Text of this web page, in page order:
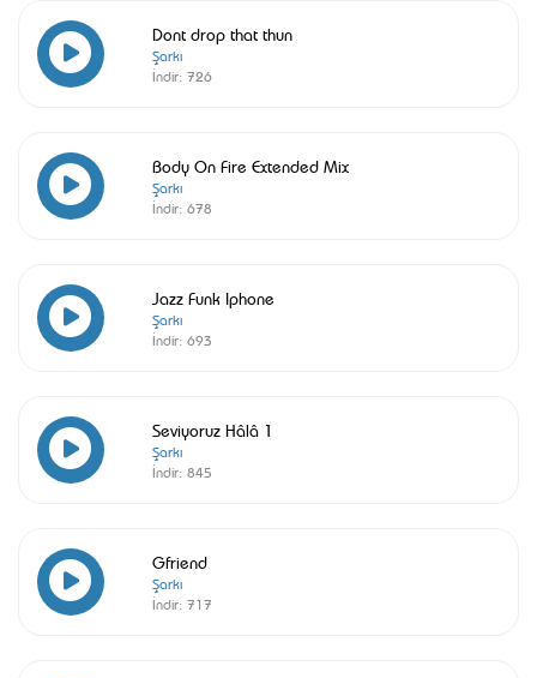
Dont drop that thun
Şarkı
İndir: 726
Body On Fire Extended Mix
Şarkı
İndir: 678
Jazz Funk Iphone
Şarkı
İndir: 693
Seviyoruz Hâlâ 1
Şarkı
İndir: 845
Gfriend
Şarkı
İndir: 717